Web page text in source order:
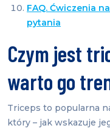
FAQ. Ćwiczenia
pytania
Czym jest
warto go
Triceps to popularna
który – jak wskazuje